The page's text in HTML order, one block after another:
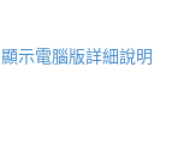
顯示電腦版詳細說明